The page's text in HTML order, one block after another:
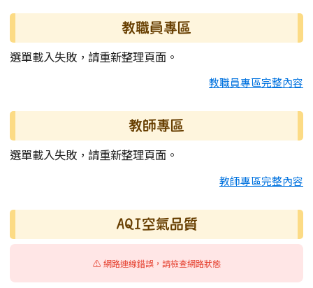
教職員專區
選單載入失敗，請重新整理頁面。
教職員專區完整內容
教師專區
選單載入失敗，請重新整理頁面。
教師專區完整內容
AQI空氣品質
⚠️ 網路連線錯誤，請檢查網路狀態